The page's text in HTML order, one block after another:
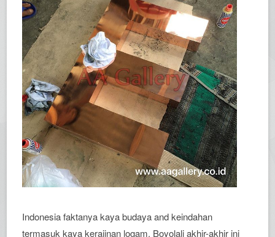
Indonesia faktanya kaya budaya and keindahan
termasuk kaya kerajinan logam. Boyolali akhir-akhir ini